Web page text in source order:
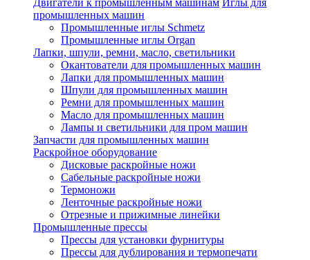
Двигатели к промышленным машинам Иглы для
промышленных машин
Промышленные иглы Schmetz
Промышленные иглы Organ
Лапки, шпули, ремни, масло, светильники
Окантователи для промышленных машин
Лапки для промышленных машин
Шпули для промышленных машин
Ремни для промышленных машин
Масло для промышленных машин
Лампы и светильники для пром машин
Запчасти для промышленных машин
Раскройное оборудование
Дисковые раскройные ножи
Сабельные раскройные ножи
Термоножи
Ленточные раскройные ножи
Отрезные и прижимные линейки
Промышленные прессы
Прессы для установки фурнитуры
Прессы для дублирования и термопечати